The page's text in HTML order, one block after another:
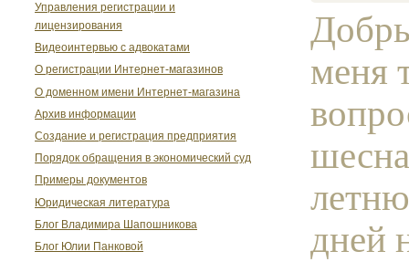
Управления регистрации и
лицензирования
Видеоинтервью с адвокатами
О регистрации Интернет-магазинов
О доменном имени Интернет-магазина
Архив информации
Создание и регистрация предприятия
Порядок обращения в экономический суд
Примеры документов
Юридическая литература
Блог Владимира Шапошникова
Блог Юлии Панковой
меня
дней